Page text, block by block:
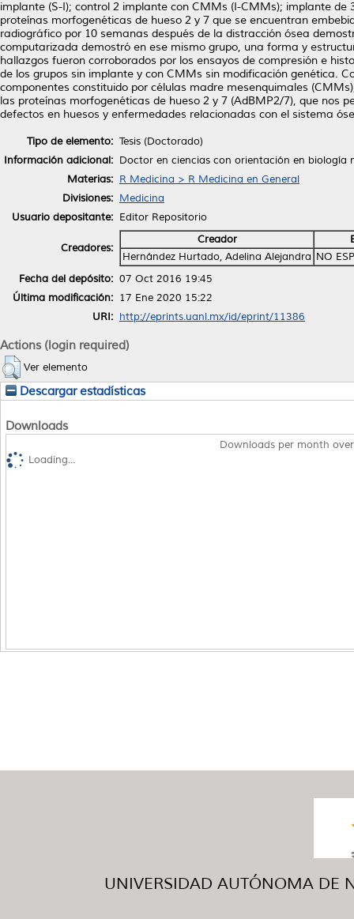
implante (S-I); control 2 implante con CMMs (I-CMMs); implante
proteínas morfogenéticas de hueso 2 y 7 que se encuentran
radiográfico por 10 semanas después de la distracción ósea
computarizada demostró en ese mismo grupo, una forma y
hallazgos fueron corroborados por los ensayos de compresión e
de los grupos sin implante y con CMMs sin modificación genética.
componentes constituido por células madre mesenquimales
las proteínas morfogenéticas de hueso 2 y 7 (AdBMP2/7), que nos
defectos en huesos y enfermedades relacionadas con el sistema
Tipo de elemento: Tesis (Doctorado)
Información adicional: Doctor en ciencias con orientación en biología
Materias: R Medicina > R Medicina en General
Divisiones: Medicina
Usuario depositante: Editor Repositorio
Creadores:
Creador
Hernández Hurtado, Adelina Alejandra NO
Fecha del depósito: 07 Oct 2016 19:45
Última modificación: 17 Ene 2020 15:22
URI: http://eprints.uanl.mx/id/eprint/11386
Actions (login required)
Ver elemento
Descargar estadísticas
Downloads
Downloads per month
Loading...
UNIVERSIDAD AUTÓNOMA DE